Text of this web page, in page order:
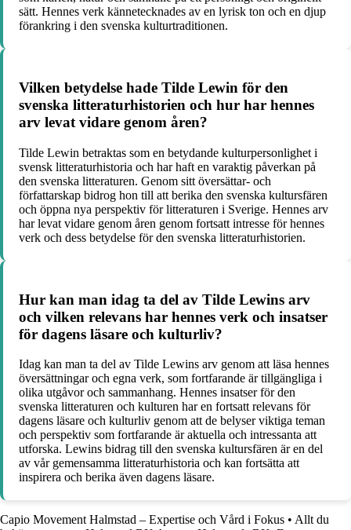
sätt. Hennes verk kännetecknades av en lyrisk ton och en djup
förankring i den svenska kulturtraditionen.
Vilken betydelse hade Tilde Lewin för den
svenska litteraturhistorien och hur har hennes
arv levat vidare genom åren?
Tilde Lewin betraktas som en betydande kulturpersonlighet i
svensk litteraturhistoria och har haft en varaktig påverkan på
den svenska litteraturen. Genom sitt översättar- och
författarskap bidrog hon till att berika den svenska kultursfären
och öppna nya perspektiv för litteraturen i Sverige. Hennes arv
har levat vidare genom åren genom fortsatt intresse för hennes
verk och dess betydelse för den svenska litteraturhistorien.
Hur kan man idag ta del av Tilde Lewins arv
och vilken relevans har hennes verk och insatser
för dagens läsare och kulturliv?
Idag kan man ta del av Tilde Lewins arv genom att läsa hennes
översättningar och egna verk, som fortfarande är tillgängliga i
olika utgåvor och sammanhang. Hennes insatser för den
svenska litteraturen och kulturen har en fortsatt relevans för
dagens läsare och kulturliv genom att de belyser viktiga teman
och perspektiv som fortfarande är aktuella och intressanta att
utforska. Lewins bidrag till den svenska kultursfären är en del
av vår gemensamma litteraturhistoria och kan fortsätta att
inspirera och berika även dagens läsare.
Capio Movement Halmstad – Expertise och Vård i Fokus • Allt du